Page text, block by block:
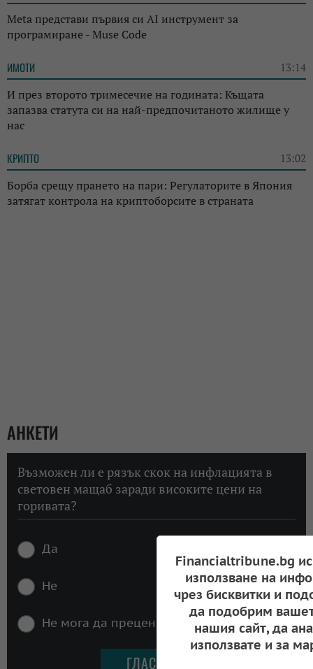
Meta представи първия си AI инструмент за
програмиране - Muse Code
ИМОТИ 13:14
И през второто тримесечие на годината: Къщата
запазва статута си на най-предпочитаното жилище у
нас
КРИПТО 13:02
Борба срещу прането на пари: Регулаторите в Япония
затягат контрола на криптоборсите в страната
АНКЕТИ
Възможен ли е рязък скок на инфлацията в
световен мащаб заради високите цени на
горивата?
Да
Не
Не мога да преценя
Financialtribune.bg
използване на
чрез бисквитки и
да подобрим
нашия сайт, да
използвате и за